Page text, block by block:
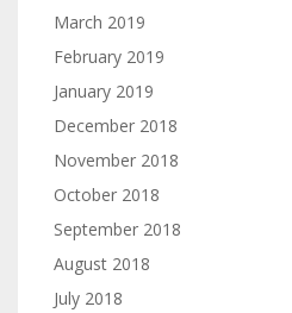
March 2019
February 2019
January 2019
December 2018
November 2018
October 2018
September 2018
August 2018
July 2018